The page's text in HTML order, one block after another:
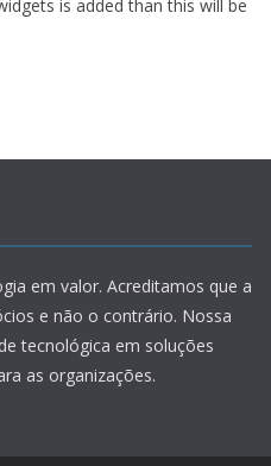
is added than this will be
em valor. Acreditamos que a
e não o contrário. Nossa
tecnológica em soluções
as organizações.